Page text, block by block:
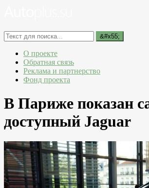
О проекте
Обратная связь
Реклама и партнерство
Фонд проекта
В Париже показан
доступный Jaguar